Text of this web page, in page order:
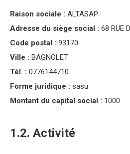
Raison sociale : ALTASAP
Adresse du siège social : 68 RUE
Code postal : 93170
Ville : BAGNOLET
Tél. : 0776144710
Forme juridique : sasu
Montant du capital social : 1000
1.2. Activité